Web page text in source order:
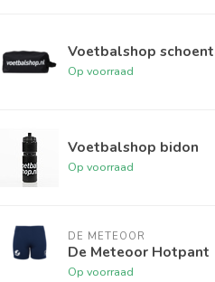
Voetbalshop
Op voorraad
Voetbalshop bidon
Op voorraad
DE METEOOR
De Meteoor Hotpant
Op voorraad